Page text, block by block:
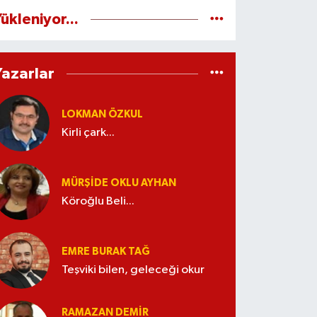
LOKMAN ÖZKUL
Kirli çark...
MÜRŞIDE OKLU AYHAN
Köroğlu Beli...
EMRE BURAK TAĞ
Teşviki bilen, geleceği okur
RAMAZAN DEMİR